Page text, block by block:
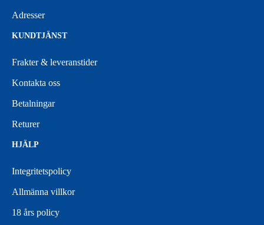
Adresser
KUNDTJÄNST
Frakter & leveranstider
Kontakta oss
Betalningar
Returer
HJÄLP
Integritetspolicy
Allmänna villkor
18 års policy